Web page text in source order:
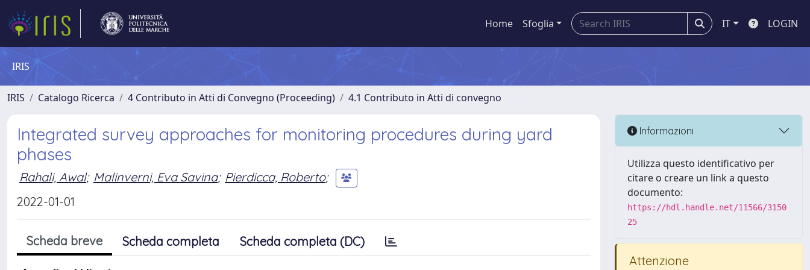
Home Sfoglia IT LOGIN
IRIS
IRIS Catalogo Ricerca 4 Contributo in Atti di Convegno (Proceeding) 4.1 Contributo in Atti di convegno
Integrated survey approaches for monitoring procedures during yard
phases
Rahali, Awal; Malinverni, Eva Savina; Pierdicca, Roberto;
2022-01-01
Scheda breve Scheda completa Scheda completa (DC)
Informazioni
Utilizza questo identificativo per
citare o creare un link a questo
documento:
https://hdl.handle.net/11566/3150
25
Attenzione